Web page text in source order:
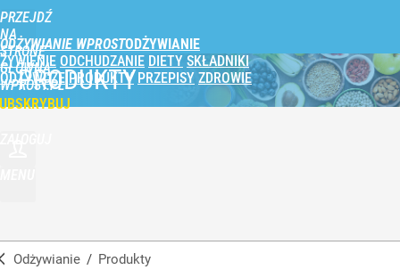
PRZEJDŹ
NA
STRONĘ
GŁÓWNĄ
WPROST.PL
ODŻYWIANIE WPROST
ŻYWIENIE ODCHUDZANIE DIETY SKŁADNIKI
ODŻYWCZE PRODUKTY PRZEPISY ZDROWIE
PRODUKTY
Odżywianie / Produkty